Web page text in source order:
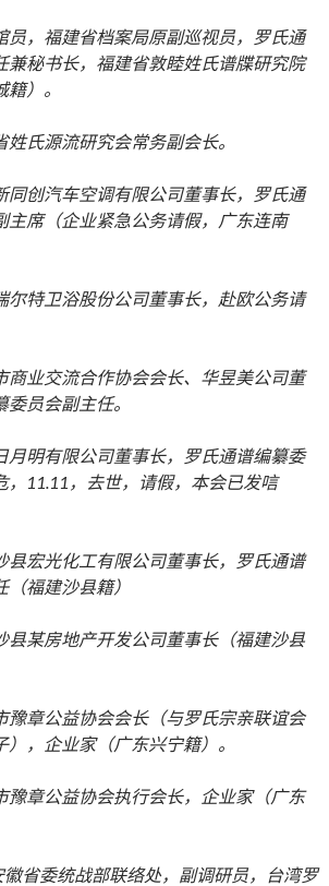
员，福建省档案局原副巡视员，罗氏通
兼秘书长，福建省敦睦姓氏谱牒研究院
）。
姓氏源流研究会常务副会长。
同创汽车空调有限公司董事长，罗氏通
主席（企业紧急公务请假，广东连南
尔特卫浴股份公司董事长，赴欧公务请
商业交流合作协会会长、华昱美公司董
员会副主任。
月明有限公司董事长，罗氏通谱编纂委
，11.11，去世，请假，本会已发唁
县宏光化工有限公司董事长，罗氏通谱
福建沙县籍）
县某房地产开发公司董事长（福建沙县
豫章公益协会会长（与罗氏宗亲联谊会
，企业家（广东兴宁籍）。
豫章公益协会执行会长，企业家（广东
省委统战部联络处，副调研员，台湾罗